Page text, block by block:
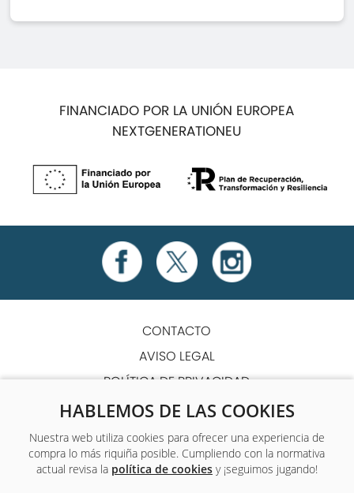
HABLEMOS DE LAS COOKIES
Nuestra web utiliza cookies para ofrecer una experiencia de
compra lo más riquiña posible. Cumpliendo con la normativa
actual revisa la política de cookiesy ¡seguimos jugando!
FINANCIADO POR LA UNIÓN EUROPEA
NEXTGENERATIONEU
CONTACTO
AVISO LEGAL
POLÍTICA DE PRIVACIDAD
POLÍTICA DE COOKIES
TÉRMINOS Y CONDICIONES
ACCESIBILIDAD